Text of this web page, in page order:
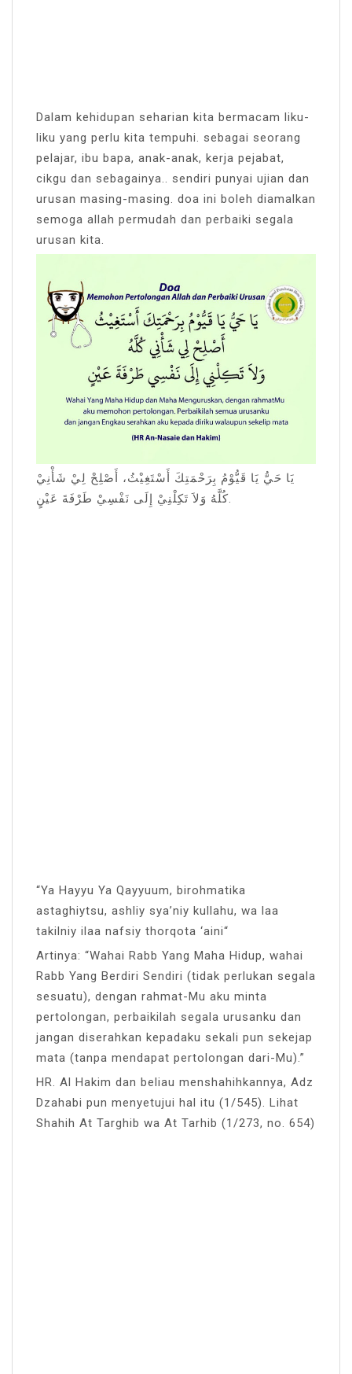
Dalam kehidupan seharian kita bermacam liku-
liku yang perlu kita tempuhi. sebagai seorang
pelajar, ibu bapa, anak-anak, kerja pejabat,
cikgu dan sebagainya.. sendiri punyai ujian dan
urusan masing-masing. doa ini boleh diamalkan
semoga allah permudah dan perbaiki segala
urusan kita.
يَا حَيُّ يَا قَيُّوْمُ بِرَحْمَتِكَ أَسْتَغِيْثُ، أَصْلِحْ لِيْ شَأْنِيْ
كُلَّهُ وَلاَ تَكِلْنِيْ إِلَى نَفْسِيْ طَرْفَةَ عَيْنٍ.
“Ya Hayyu Ya Qayyuum, birohmatika
astaghiytsu, ashliy sya’niy kullahu, wa laa
takilniy ilaa nafsiy thorqota ‘aini“
Artinya: “Wahai Rabb Yang Maha Hidup, wahai
Rabb Yang Berdiri Sendiri (tidak perlukan segala
sesuatu), dengan rahmat-Mu aku minta
pertolongan, perbaikilah segala urusanku dan
jangan diserahkan kepadaku sekali pun sekejap
mata (tanpa mendapat pertolongan dari-Mu).”
HR. Al Hakim dan beliau menshahihkannya, Adz
Dzahabi pun menyetujui hal itu (1/545). Lihat
Shahih At Targhib wa At Tarhib (1/273, no. 654)